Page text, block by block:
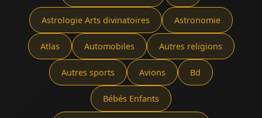
Astrologie Arts divinatoires Astronomie
Atlas Automobiles Autres religions
Autres sports Avions Bd
Bébés Enfants